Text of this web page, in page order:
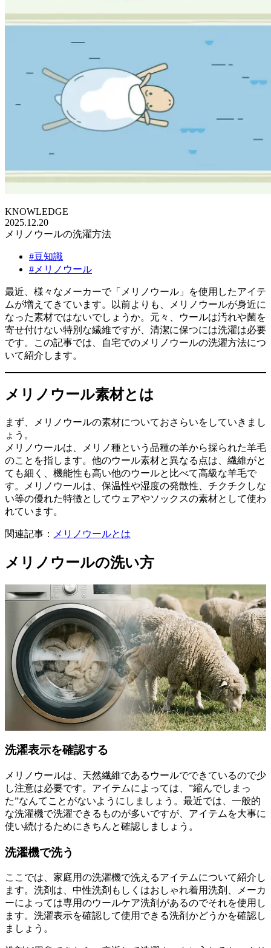
KNOWLEDGE
2025.12.20
メリノウールの洗濯方法
#豆知識
#メリノウール
最近、様々なメーカーで「メリノウール」を使用したアイテ
ムが増えてきています。以前よりも、メリノウールが身近に
なった素材ではないでしょうか。元々、ウールは汚れや菌を
寄せ付けない特別な繊維ですが、清潔に保つには洗濯は必要
です。この記事では、自宅でのメリノウールの洗濯方法につ
いて紹介します。
メリノウール素材とは
まず、メリノウールの素材についておさらいをしていきまし
ょう。
メリノウールは、メリノ種という品種の羊から採られた羊毛
のことを指します。他のウール素材と異なる点は、繊維がと
ても細く、機能性も高い他のウールと比べて高級な羊毛で
す。メリノウールは、保温性や湿度の発散性、チクチクしな
い等の優れた特徴としてウェアやソックスの素材として使わ
れています。
関連記事： メリノウールとは
メリノウールの洗い方
洗濯表示を確認する
メリノウールは、天然繊維であるウールでできているので少
し注意は必要です。アイテムによっては、”縮んでしまっ
た”なんてことがないようにしましょう。最近では、一般的
な洗濯機で洗濯できるものが多いですが、アイテムを大事に
使い続けるためにきちんと確認しましょう。
洗濯機で洗う
ここでは、家庭用の洗濯機で洗えるアイテムについて紹介し
ます。洗剤は、中性洗剤もしくはおしゃれ着用洗剤、メーカ
ーによっては専用のウールケア洗剤があるのでそれを使用し
ます。洗濯表示を確認して使用できる洗剤かどうかを確認し
ましょう。